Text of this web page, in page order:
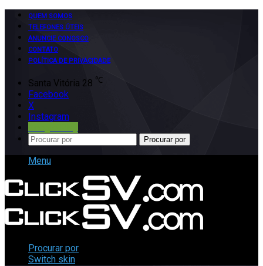
QUEM SOMOS
TELEFONES ÚTEIS
ANUNCIE CONOSCO
CONTATO
POLÍTICA DE PRIVACIDADE
Santa Vitória 28 ℃
Facebook
X
Instagram
Procurar por
Menu
Procurar por
Switch skin